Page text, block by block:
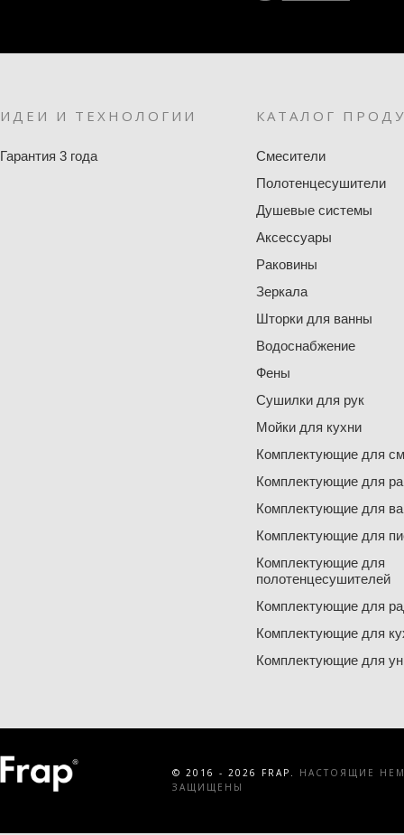
ИДЕИ И ТЕХНОЛОГИИ
Гарантия 3 года
КАТАЛОГ
Смесители
Полотенцесушители
Душевые системы
Аксессуары
Раковины
Зеркала
Шторки для ванны
Водоснабжение
Фены
Сушилки для рук
Мойки для кухни
Комплектующие для
Комплектующие для
Комплектующие для
Комплектующие для
Комплектующие для
полотенцесушителей
Комплектующие для
Комплектующие для
Комплектующие для
© 2016 - 2026 FRAP.
НАСТОЯЩИЕ
ЗАЩИЩЕНЫ